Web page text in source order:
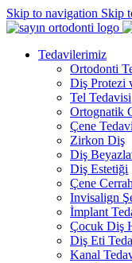
Skip to navigation Skip
Tedavilerimiz
Ortodonti
Diş Protezi
Tel Tedavisi
Ortognatik
Çene
Zirkon Diş
Diş
Diş Estetiği
Çene
Invisalign
İmplant
Çocuk Diş
Diş Eti
Kanal